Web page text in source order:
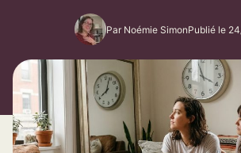
Par Noémie SimonPublié le